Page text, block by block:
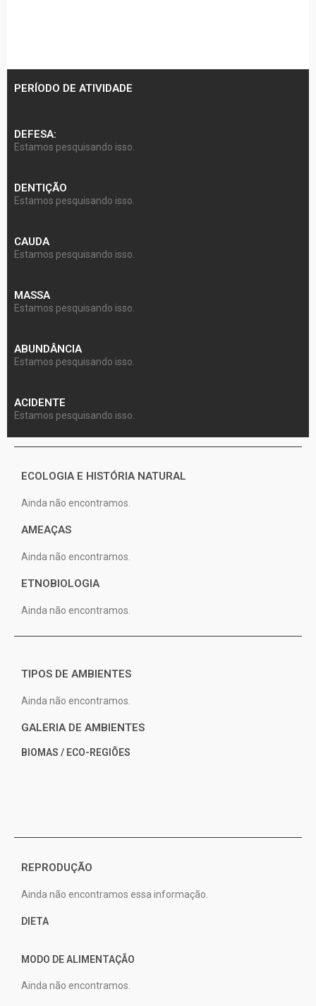
PERÍODO DE ATIVIDADE
DEFESA:
Estamos pesquisando isso.
DENTIÇÃO
Estamos pesquisando isso.
CAUDA
Estamos pesquisando isso.
MASSA
Estamos pesquisando isso.
ABUNDÂNCIA
Estamos pesquisando isso.
ACIDENTE
Estamos pesquisando isso.
ECOLOGIA E HISTÓRIA NATURAL
Ainda não encontramos.
AMEAÇAS
Ainda não encontramos.
ETNOBIOLOGIA
Ainda não encontramos.
TIPOS DE AMBIENTES
Ainda não encontramos.
GALERIA DE AMBIENTES
BIOMAS / ECO-REGIÕES
REPRODUÇÃO
Ainda não encontramos essa informação.
DIETA
MODO DE ALIMENTAÇÃO
Ainda não encontramos.